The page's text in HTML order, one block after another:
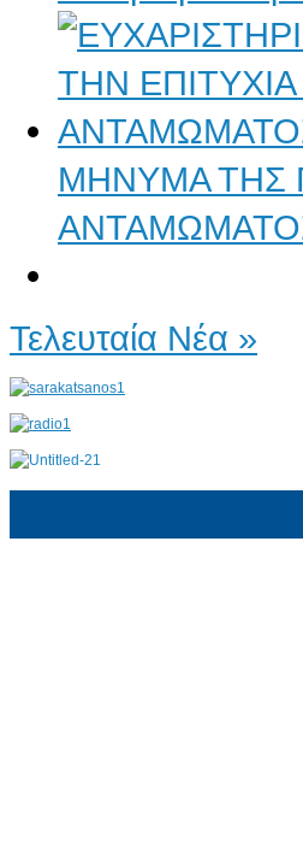
ΜΗΝΥΜΑ ΤΗΣ
Τελευταία Νέα »